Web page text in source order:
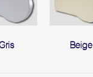
Beige